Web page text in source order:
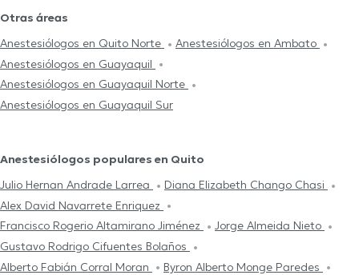
Otras áreas
Anestesiólogos en Quito Norte
Anestesiólogos en Ambato
Anestesiólogos en Guayaquil
Anestesiólogos en Guayaquil Norte
Anestesiólogos en Guayaquil Sur
Anestesiólogos populares en Quito
Julio Hernan Andrade Larrea
Diana Elizabeth Chango Chasi
Alex David Navarrete Enriquez
Francisco Rogerio Altamirano Jiménez
Jorge Almeida Nieto
Gustavo Rodrigo Cifuentes Bolaños
Alberto Fabián Corral Moran
Byron Alberto Monge Paredes